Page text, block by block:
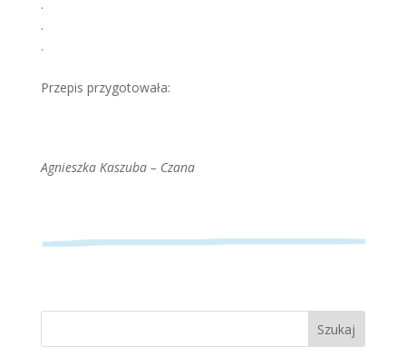
.
.
.
Przepis przygotowała:
Agnieszka Kaszuba – Czana